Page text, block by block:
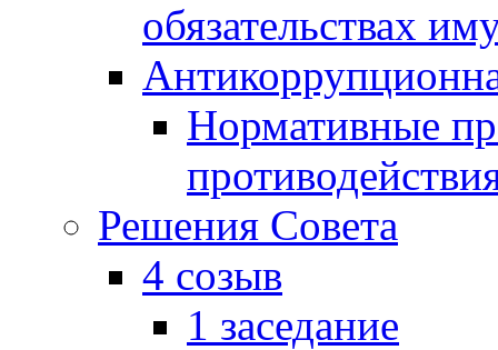
обязательствах
Нормативные
Решения Совета
4 созыв
1 заседание